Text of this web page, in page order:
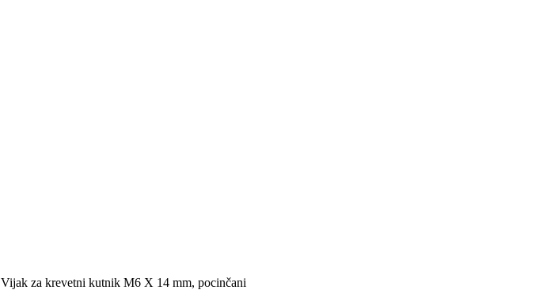
Vijak za krevetni kutnik M6 X 14 mm, pocinčani